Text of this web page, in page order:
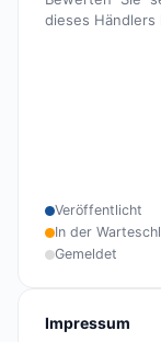
dieses
Veröffentlicht
In der
Gemeldet
Impressum